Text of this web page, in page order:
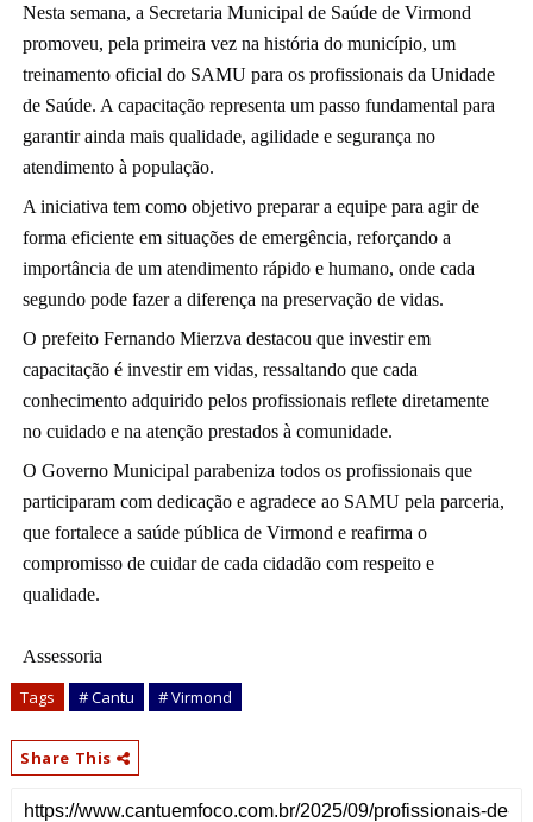
Nesta semana, a Secretaria Municipal de Saúde de Virmond
promoveu, pela primeira vez na história do município, um
treinamento oficial do SAMU para os profissionais da Unidade
de Saúde. A capacitação representa um passo fundamental para
garantir ainda mais qualidade, agilidade e segurança no
atendimento à população.
A iniciativa tem como objetivo preparar a equipe para agir de
forma eficiente em situações de emergência, reforçando a
importância de um atendimento rápido e humano, onde cada
segundo pode fazer a diferença na preservação de vidas.
O prefeito Fernando Mierzva destacou que investir em
capacitação é investir em vidas, ressaltando que cada
conhecimento adquirido pelos profissionais reflete diretamente
no cuidado e na atenção prestados à comunidade.
O Governo Municipal parabeniza todos os profissionais que
participaram com dedicação e agradece ao SAMU pela parceria,
que fortalece a saúde pública de Virmond e reafirma o
compromisso de cuidar de cada cidadão com respeito e
qualidade.
Assessoria
Tags # Cantu # Virmond
Share This